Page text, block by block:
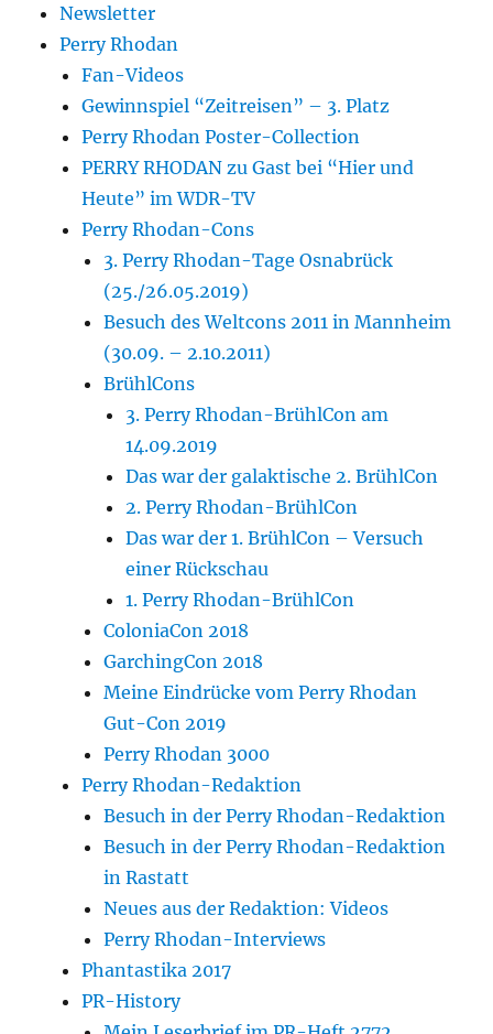
Newsletter
Perry Rhodan
Fan-Videos
Gewinnspiel “Zeitreisen” – 3. Platz
Perry Rhodan Poster-Collection
PERRY RHODAN zu Gast bei “Hier und
Heute” im WDR-TV
Perry Rhodan-Cons
3. Perry Rhodan-Tage Osnabrück
(25./26.05.2019)
Besuch des Weltcons 2011 in Mannheim
(30.09. – 2.10.2011)
BrühlCons
3. Perry Rhodan-BrühlCon am
14.09.2019
Das war der galaktische 2. BrühlCon
2. Perry Rhodan-BrühlCon
Das war der 1. BrühlCon – Versuch
einer Rückschau
1. Perry Rhodan-BrühlCon
ColoniaCon 2018
GarchingCon 2018
Meine Eindrücke vom Perry Rhodan
Gut-Con 2019
Perry Rhodan 3000
Perry Rhodan-Redaktion
Besuch in der Perry Rhodan-Redaktion
Besuch in der Perry Rhodan-Redaktion
in Rastatt
Neues aus der Redaktion: Videos
Perry Rhodan-Interviews
Phantastika 2017
PR-History